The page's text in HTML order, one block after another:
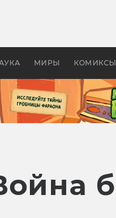
МИРЫ КОМИКСЫ
колец»